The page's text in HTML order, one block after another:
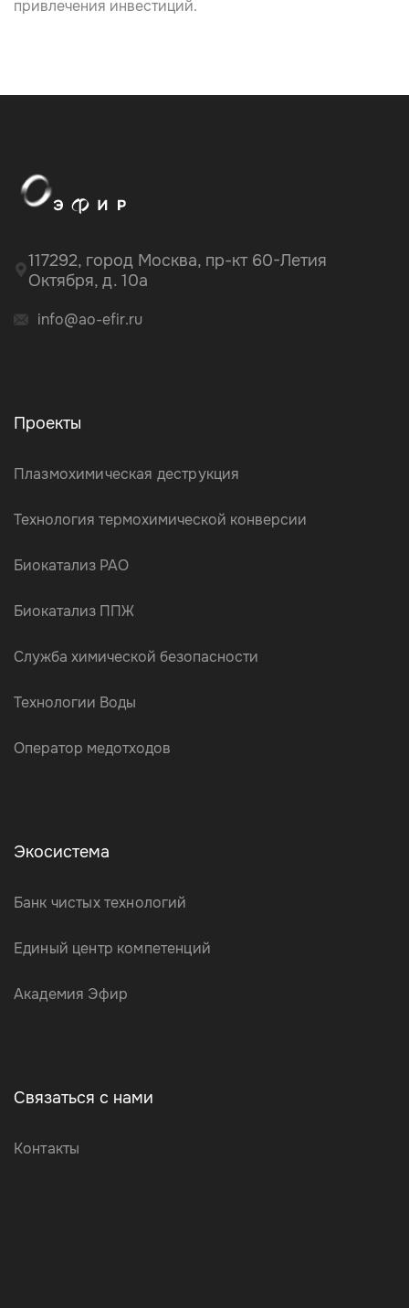
привлечения инвестиций.
117292, город Москва, пр-кт 60-Летия
Октября, д. 10а
info@ao-efir.ru
Проекты
Плазмохимическая деструкция
Технология термохимической конверсии
Биокатализ РАО
Биокатализ ППЖ
Служба химической безопасности
Технологии Воды
Оператор медотходов
Экосистема
Банк чистых технологий
Единый центр компетенций
Академия Эфир
Связаться с нами
Контакты